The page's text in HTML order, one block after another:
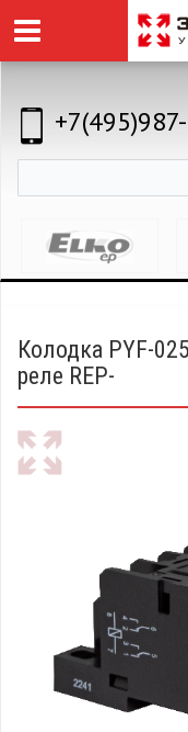
Колодка PYF-
реле REP-